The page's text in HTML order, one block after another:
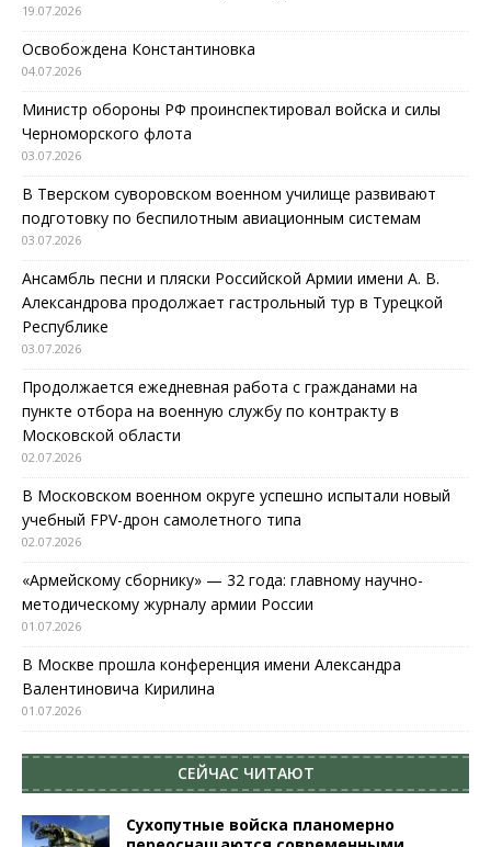
19.07.2026
Освобождена Константиновка
04.07.2026
Министр обороны РФ проинспектировал войска и силы
Черноморского флота
03.07.2026
В Тверском суворовском военном училище развивают
подготовку по беспилотным авиационным системам
03.07.2026
Ансамбль песни и пляски Российской Армии имени А. В.
Александрова продолжает гастрольный тур в Турецкой
Республике
03.07.2026
Продолжается ежедневная работа с гражданами на
пункте отбора на военную службу по контракту в
Московской области
02.07.2026
В Московском военном округе успешно испытали новый
учебный FPV-дрон самолетного типа
02.07.2026
«Армейскому сборнику» — 32 года: главному научно-
методическому журналу армии России
01.07.2026
В Москве прошла конференция имени Александра
Валентиновича Кирилина
01.07.2026
СЕЙЧАС ЧИТАЮТ
Сухопутные войска планомерно